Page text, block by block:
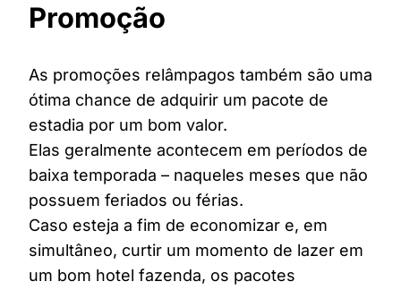
Promoção
As promoções relâmpagos também são uma
ótima chance de adquirir um pacote de
estadia por um bom valor.
Elas geralmente acontecem em períodos de
baixa temporada – naqueles meses que não
possuem feriados ou férias.
Caso esteja a fim de economizar e, em
simultâneo, curtir um momento de lazer em
um bom hotel fazenda, os pacotes